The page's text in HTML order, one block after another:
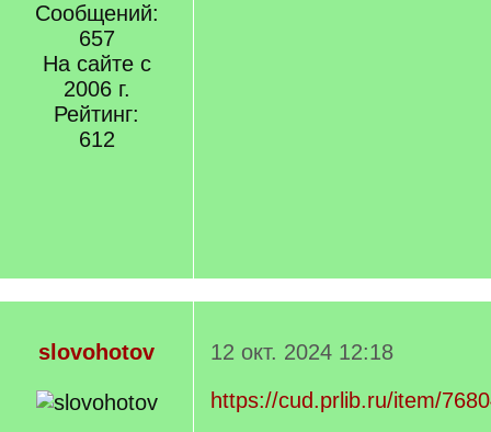
Сообщений:
657
На сайте с
2006 г.
Рейтинг:
612
slovohotov
12 окт. 2024 12:18
https://cud.prlib.ru/item/